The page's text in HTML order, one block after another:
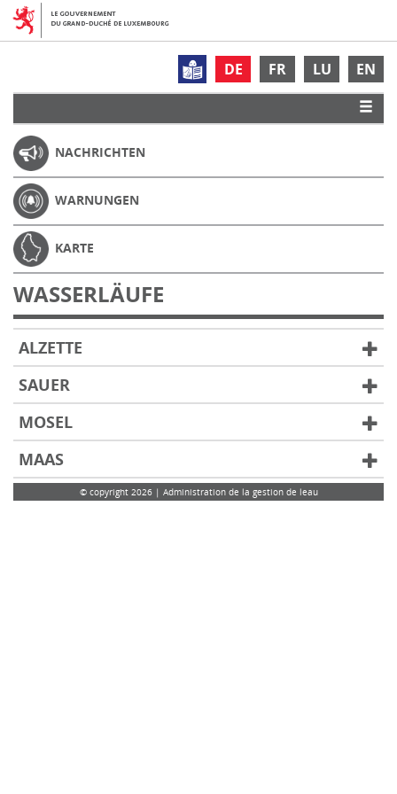
DE FR LU EN
NACHRICHTEN
WARNUNGEN
KARTE
WASSERLÄUFE
ALZETTE
SAUER
MOSEL
MAAS
© copyright 2026 | Administration de la gestion de leau